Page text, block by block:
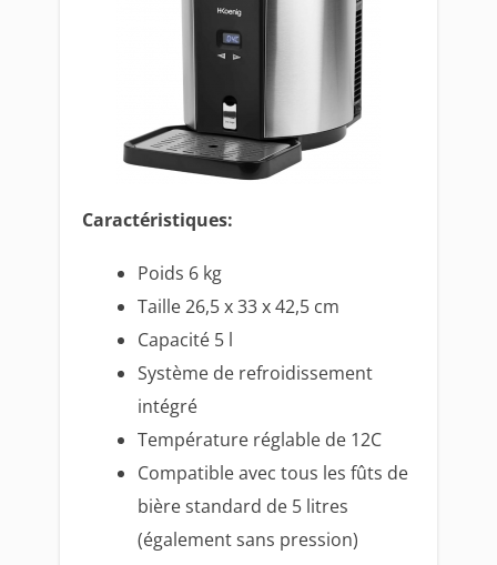
Caractéristiques:
Poids 6 kg
Taille 26,5 x 33 x 42,5 cm
Capacité 5 l
Système de refroidissement
intégré
Température réglable de 12C
Compatible avec tous les fûts de
bière standard de 5 litres
(également sans pression)